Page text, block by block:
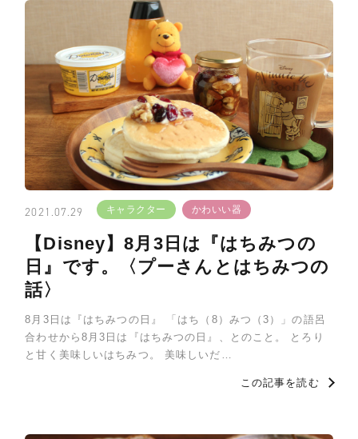
2021.07.29 キャラクター かわいい器
【Disney】8月3日は『はちみつの
日』です。〈プーさんとはちみつの
話〉
8月3日は『はちみつの日』 「はち（8）みつ（3）」の語呂
合わせから8月3日は『はちみつの日』、とのこと。 とろり
と甘く美味しいはちみつ。 美味しいだ…
この記事を読む